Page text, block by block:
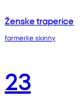
Ženske traperice
farmerke skinny
23